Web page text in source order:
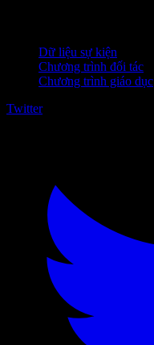
Dữ liệu sự kiện
Chương trình đối tác
Chương trình giáo dục
Twitter